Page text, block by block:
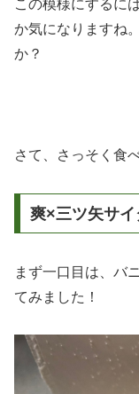
この模様にするに
か気になりますね
か？
さて、さっそく食
爽×三ツ矢サ
まず一口目は、バ
てみました！